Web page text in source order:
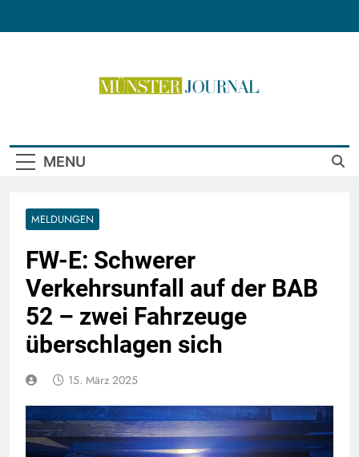
MENU
MELDUNGEN
FW-E: Schwerer
Verkehrsunfall auf der BAB
52 – zwei Fahrzeuge
überschlagen sich
15. März 2025